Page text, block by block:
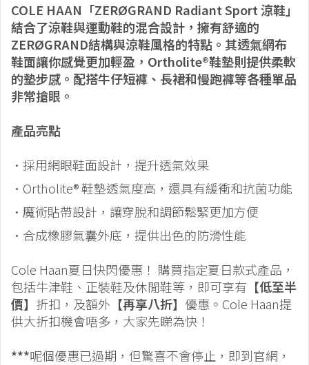
COLE HAAN「ZERØGRAND Radiant Sport 涼鞋」
結合了涼鞋與運動鞋的混合設計，擁有舒適的
ZERØGRAND結構與涼鞋風格的特點。其透氣網布
鞋面讓你感覺更加輕盈，Ortholite®鞋墊則提供柔軟
的墊步感。配搭牛仔短褲、長裙和慢跑褲等各種單品
非常搶眼。
產品亮點
•採用網眼鞋面設計，提升透氣效果
•Ortholite® 鞋墊透氣度高，還具有緩衝和抗菌功能
•魔術貼帶設計，讓穿脫和調節鬆緊更加方便
•合成橡膠氣囊外底，提供出色的防滑性能
Cole Haan夏日快閃優惠！ 購買指定夏日款式產品，
包括牛津鞋、正裝鞋及休閒鞋等，即可享有 【低至半
價】 折扣，及額外 【再享八折】 優惠。Cole Haan提
供大折扣機會唔多，大家先睇為快！
***呢個優惠已過期，但驚喜不會停止，即到官網，